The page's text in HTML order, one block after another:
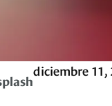
diciembre 11,